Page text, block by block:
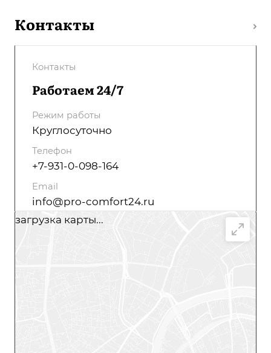
Контакты
Контакты
Работаем 24/7
Режим работы
Круглосуточно
Телефон
+7-931-0-098-164
Email
info@pro-comfort24.ru
загрузка карты...